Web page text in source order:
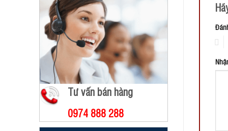
Tư vấn bán hàng
0974 888 288